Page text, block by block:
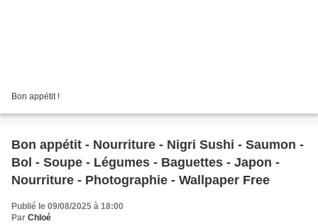
Bon appétit !
Bon appétit - Nourriture - Nigri Sushi - Saumon -
Bol - Soupe - Légumes - Baguettes - Japon -
Nourriture - Photographie - Wallpaper Free
Publié le 09/08/2025 à 18:00
Par Chloé